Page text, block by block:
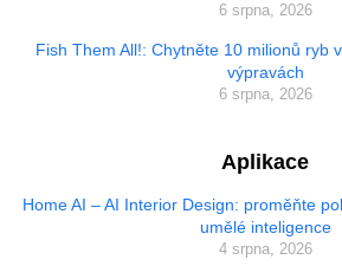
6 srpna, 2026
Fish Them All!: Chytněte 10 milionů ryb
výpravách
6 srpna, 2026
Aplikace
Home AI – AI Interior Design: proměňte
umělé inteligence
4 srpna, 2026